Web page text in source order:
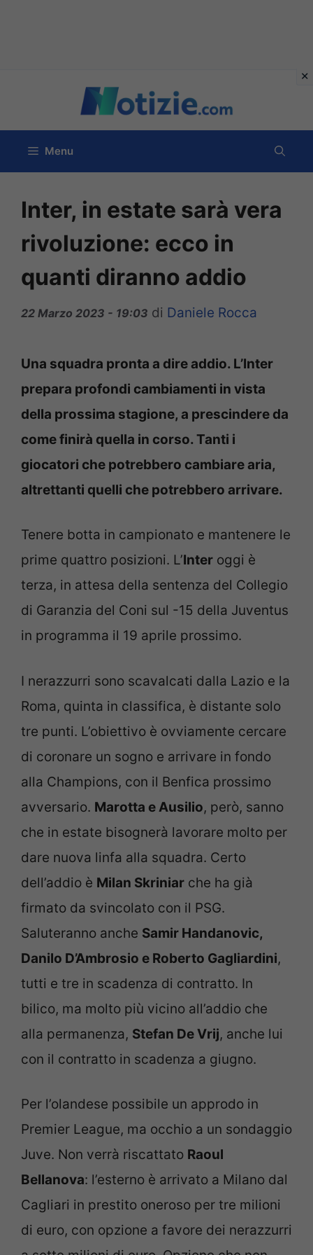
contenuto
Menu
Inter, in estate sarà vera
rivoluzione: ecco in
quanti diranno addio
22 Marzo 2023 - 19:03 di Daniele Rocca
Una squadra pronta a dire addio. L’Inter
prepara profondi cambiamenti in vista
della prossima stagione, a prescindere da
come finirà quella in corso. Tanti i
giocatori che potrebbero cambiare aria,
altrettanti quelli che potrebbero arrivare.
Tenere botta in campionato e mantenere le
prime quattro posizioni. L’Inter oggi è
terza, in attesa della sentenza del Collegio
di Garanzia del Coni sul -15 della Juventus
in programma il 19 aprile prossimo.
I nerazzurri sono scavalcati dalla Lazio e la
Roma, quinta in classifica, è distante solo
tre punti. L’obiettivo è ovviamente cercare
di coronare un sogno e arrivare in fondo
alla Champions, con il Benfica prossimo
avversario. Marotta e Ausilio, però, sanno
che in estate bisognerà lavorare molto per
dare nuova linfa alla squadra. Certo
dell’addio è Milan Skriniar che ha già
firmato da svincolato con il PSG.
Saluteranno anche Samir Handanovic,
Danilo D’Ambrosio e Roberto Gagliardini,
tutti e tre in scadenza di contratto. In
bilico, ma molto più vicino all’addio che
alla permanenza, Stefan De Vrij, anche lui
con il contratto in scadenza a giugno.
Per l’olandese possibile un approdo in
Premier League, ma occhio a un sondaggio
Juve. Non verrà riscattato Raoul
Bellanova: l’esterno è arrivato a Milano dal
Cagliari in prestito oneroso per tre milioni
di euro, con opzione a favore dei nerazzurri